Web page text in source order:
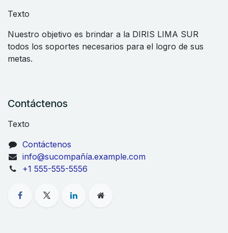
Texto
Nuestro objetivo es brindar a la DIRIS LIMA SUR
todos los soportes necesarios para el logro de sus
metas.
Contáctenos
Texto
Contáctenos
info@sucompañía.example.com
+1 555-555-5556